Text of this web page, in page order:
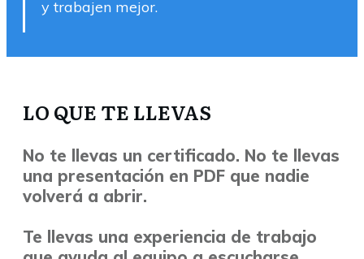
y trabajen mejor.
LO QUE TE LLEVAS
No te llevas un certificado. No te llevas
una presentación en PDF que nadie
volverá a abrir.
Te llevas una experiencia de trabajo